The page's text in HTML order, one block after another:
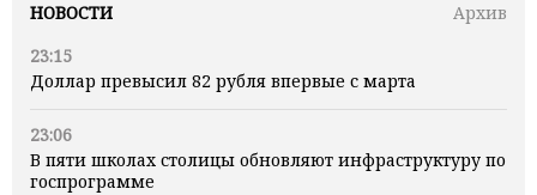
НОВОСТИ
Архив
23:15
Доллар превысил 82 рубля впервые с марта
23:06
В пяти школах столицы обновляют инфраструктуру по
госпрограмме